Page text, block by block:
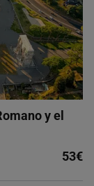
y el
53€